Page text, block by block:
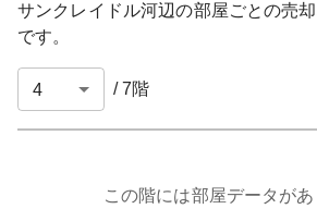
サンクレイドル河辺の部屋ごとの売
です。
/7階
この階には部屋データが